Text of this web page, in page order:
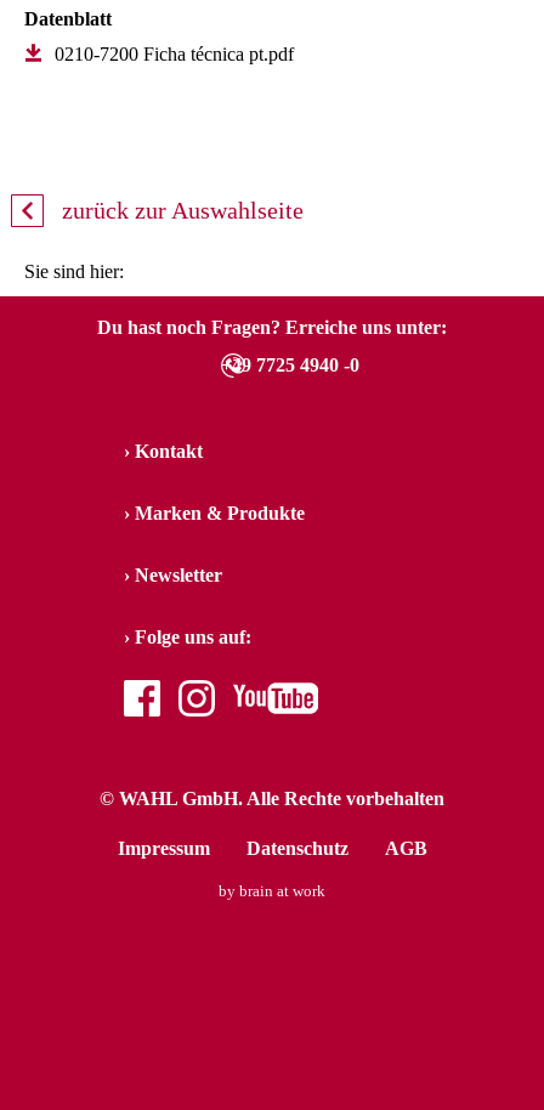
Datenblatt
0210-7200 Ficha técnica pt.pdf
zurück zur Auswahlseite
Sie sind hier:
Du hast noch Fragen? Erreiche uns unter:
+49 7725 4940 -0
Kontakt
Marken & Produkte
Newsletter
Folge uns auf:
facebookinstagramyoutube
© WAHL GmbH. Alle Rechte vorbehalten
Impressum Datenschutz AGB
by brain at work